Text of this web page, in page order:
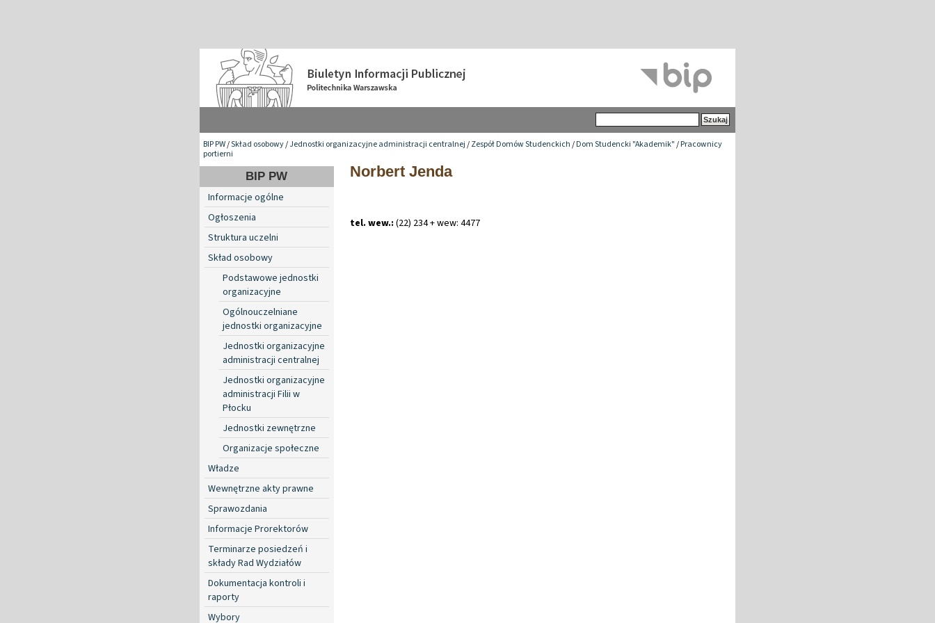
BIP PW/Skład osobowy/Jednostki organizacyjne administracji centralnej/Zespół Domów Studenckich/Dom Studencki "Akademik"/Pracownicy
portierni
BIP PW
Informacje ogólne
Ogłoszenia
Struktura uczelni
Skład osobowy
Podstawowe jednostki
organizacyjne
Ogólnouczelniane
jednostki organizacyjne
Jednostki organizacyjne
administracji centralnej
Jednostki organizacyjne
administracji Filii w
Płocku
Jednostki zewnętrzne
Organizacje społeczne
Władze
Wewnętrzne akty prawne
Sprawozdania
Informacje Prorektorów
Terminarze posiedzeń i
składy Rad Wydziałów
Dokumentacja kontroli i
raporty
Wybory
Norbert Jenda
tel. wew.: (22) 234 + wew: 4477